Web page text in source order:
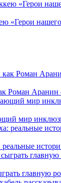
«Герои
Роман Аранин
мир
главную